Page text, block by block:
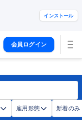
インストール
会員ログイン
雇用形態 新着のみ